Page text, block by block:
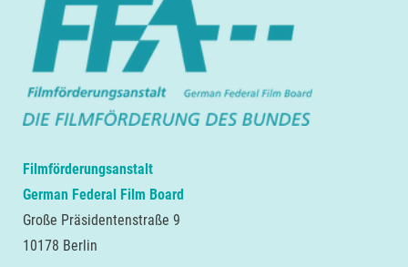
Filmförderungsanstalt
German Federal Film Board
Große Präsidentenstraße 9
10178 Berlin